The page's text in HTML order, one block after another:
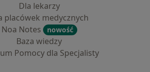
Dla lekarzy
placówek medycznych
Noa Notes
nowość
Baza wiedzy
Pomocy dla Specjalisty